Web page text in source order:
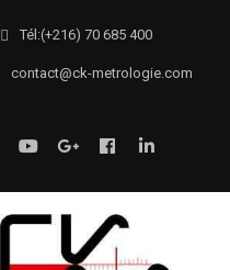
Tél:(+216) 70 685 400
contact@ck-metrologie.com